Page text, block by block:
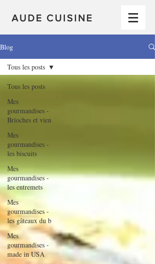
AUDE CUISINE
Blog
Tous les posts
Mes
gourmandises -
Brioches et vien
Mes
gourmandises -
les biscuits
Mes
gourmandises -
les entremets
Mes
gourmandises -
les gâteaux du b
Mes
gourmandises -
made in USA
Tous les posts